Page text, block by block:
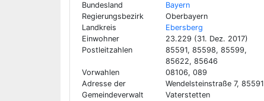
Bundesland
Bayern
Regierungsbezirk
Oberbayern
Landkreis
Ebersberg
Einwohner
23.229 (31. Dez. 2017)
Postleitzahlen
85591, 85598, 85599,
85622, 85646
Vorwahlen
08106, 089
Adresse der
Gemeindeverwalt
Wendelsteinstraße 7, 85591
Vaterstetten